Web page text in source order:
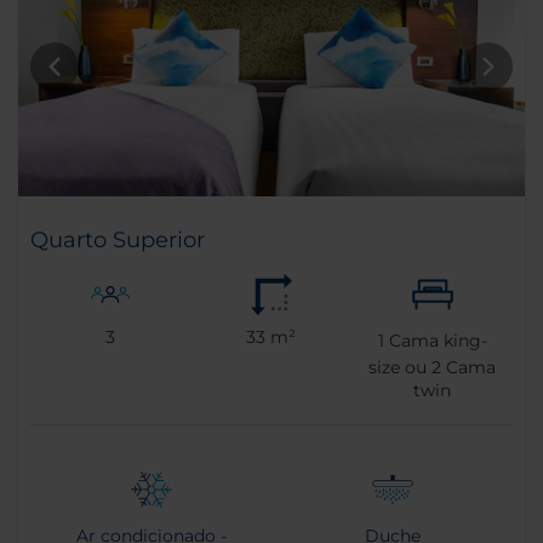
Quarto Superior
3 33 m² 1 Cama king-
size ou2 Cama
twin
Ar condicionado - Duche